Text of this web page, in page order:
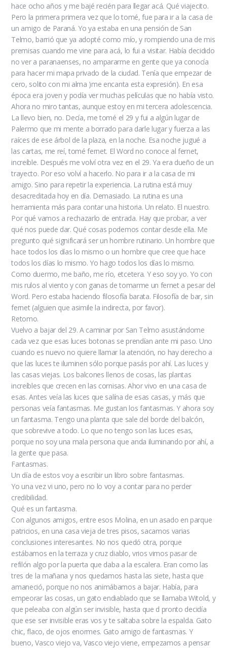
hace ocho años y me bajé recién para llegar acá. Qué viajecito.
Pero la primera primera vez que lo tomé, fue para ir a la casa de
un amigo de Paraná. Yo ya estaba en una pensión de San
Telmo, barrió que ya adopté como mío, y rompiendo una de mis
premisas cuando me vine para acá, lo fui a visitar. Había decidido
no ver a paranaenses, no ampararme en gente que ya conocía
para hacer mi mapa privado de la ciudad. Tenía que empezar de
cero, solito con mi alma )me encanta esta expresión). En esa
época era joven y podía ver muchas películas que no había visto.
Ahora no miro tantas, aunque estoy en mi tercera adolescencia.
La llevo bien, no. Decía, me tomé el 29 y fui a algún lugar de
Palermo que mi mente a borrado para darle lugar y fuerza a las
raíces de ese árbol de la plaza, en la noche. Esa noche jugué a
las cartas, me reí, tomé fernet. El Word no conoce al fernet,
increíble. Después me volví otra vez en el 29. Ya era dueño de un
trayecto. Por eso volví a hacerlo. No para ir a la casa de mi
amigo. Sino para repetir la experiencia. La rutina está muy
desacreditada hoy en día. Demasiado. La rutina es una
herramienta más para contar una historia. Un relato. El nuestro.
Por qué vamos a rechazarlo de entrada. Hay que probar, a ver
qué nos puede dar. Qué cosas podemos contar desde ella. Me
pregunto qué significará ser un hombre rutinario. Un hombre que
hace todos los días lo mismo o un hombre que cree que hace
todos los días lo mismo. Yo hago todos los días lo mismo.
Como duermo, me baño, me río, etcetera. Y eso soy yo. Yo con
mis rulos al viento y con ganas de tomarme un fernet a pesar del
Word. Pero estaba haciendo filosofía barata. Filosofía de bar, sin
fernet (alguien que asimile la indirecta, por favor).
Retomo.
Vuelvo a bajar del 29. A caminar por San Telmo asustándome
cada vez que esas luces botonas se prendían ante mi paso. Uno
cuando es nuevo no quiere llamar la atención, no hay derecho a
que las luces te iluminen sólo porque pasás por ahí. Las luces y
las casas viejas. Los balcones llenos de cosas, las plantas
increíbles que crecen en las cornisas. Ahor vivo en una casa de
esas. Antes veía las luces que salína de esas casas, y más que
personas veía fantasmas. Me gustan los fantasmas. Y ahora soy
un fantasma. Tengo una planta que sale del borde del balcón,
que sobrevive a todo. Lo que no tengo son las luces esas,
porque no soy una mala persona que anda iluminando por ahí, a
la gente que pasa.
Fantasmas.
Un día de estos voy a escribir un libro sobre fantasmas.
Yo una vez vi uno, pero no lo voy a contar para no perder
credibilidad.
Qué es un fantasma.
Con algunos amigos, entre esos Molina, en un asado en parque
patricios, en una casa vieja de tres pisos, sacamos varias
conclusiones interesantes. No nos quedó otra, porque
estábamos en la terraza y cruz diablo, vrios vimos pasar de
refilón algo por la puerta que daba a la escalera. Eran como las
tres de la mañana y nos quedamos hasta las siete, hasta que
amaneció, porque no nos animábamos a bajar. Había, para
empeorar las cosas, un gato endiablado que se llamaba Witold, y
que peleaba con algún ser invisible, hasta que d pronto decidía
que ese ser invisible eras vos y te saltaba sobre la espalda. Gato
chic, flaco, de ojos enormes. Gato amigo de fantasmas. Y
bueno, Vasco viejo va, Vasco viejo viene, empezamos a pensar